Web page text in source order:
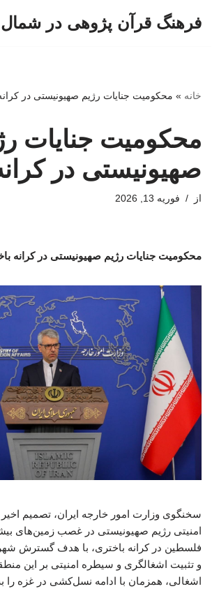
فرهنگ قرآن پژوهی در شمال
خانه » محکومیت جنایات رژیم صهیونیستی در
محکومیت جنایات
صهیونیستی در
از فوریه 13, 2026
محکومیت جنایات رژیم صهیونیستی در کرانه
سخنگوی وزارت امور خارجه ایران، تصمیم
امنیتی رژیم صهیونیستی در غصب زمین‌های
فلسطین در کرانه باختری، با هدف گسترش
و تثبیت اشغالگری و سیطره امنیتی بر این
اشغالی، همزمان با ادامه نسل‌کشی در غزه